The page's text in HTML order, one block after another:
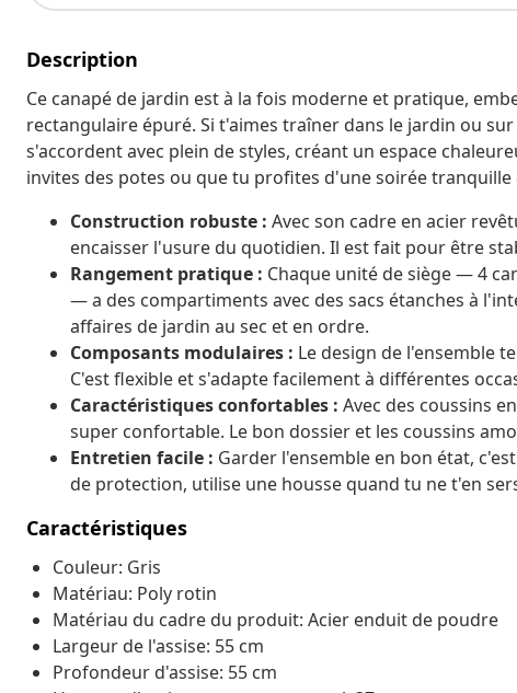
Description
Ce canapé de jardin est à la fois moderne et pratique,
rectangulaire épuré. Si t'aimes traîner dans le jardin ou
s'accordent avec plein de styles, créant un espace
invites des potes ou que tu profites d'une soirée
Construction robuste : Avec son cadre en acier
encaisser l'usure du quotidien. Il est fait pour être
Rangement pratique : Chaque unité de siège — 4
— a des compartiments avec des sacs étanches à
affaires de jardin au sec et en ordre.
Composants modulaires : Le design de l'ensemble
C'est flexible et s'adapte facilement à différentes
Caractéristiques confortables : Avec des coussins
super confortable. Le bon dossier et les coussins
Entretien facile : Garder l'ensemble en bon état,
de protection, utilise une housse quand tu ne t'en
Caractéristiques
Couleur: Gris
Matériau: Poly rotin
Matériau du cadre du produit: Acier enduit de poudre
Largeur de l'assise: 55 cm
Profondeur d'assise: 55 cm